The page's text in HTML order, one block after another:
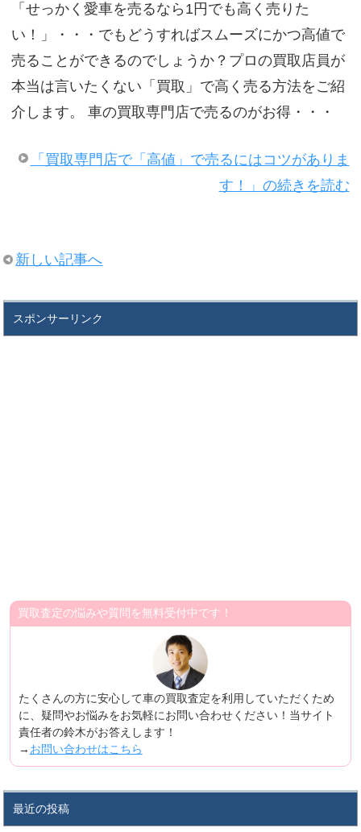
「せっかく愛車を売るなら1円でも高く売りた
い！」・・・でもどうすればスムーズにかつ高値で
売ることができるのでしょうか？プロの買取店員が
本当は言いたくない「買取」で高く売る方法をご紹
介します。 車の買取専門店で売るのがお得・・・
「買取専門店で「高値」で売るにはコツがありま
す！」の続きを読む
新しい記事へ
スポンサーリンク
買取査定の悩みや質問を無料受付中です！
たくさんの方に安心して車の買取査定を利用していただくため
に、疑問やお悩みをお気軽にお問い合わせください！当サイト
責任者の鈴木がお答えします！
→ お問い合わせはこちら
最近の投稿